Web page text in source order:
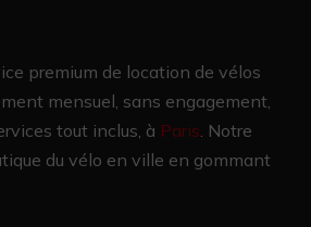
premium de location de vélos
mensuel, sans engagement,
tout inclus, à Paris. Notre
du vélo en ville en gommant